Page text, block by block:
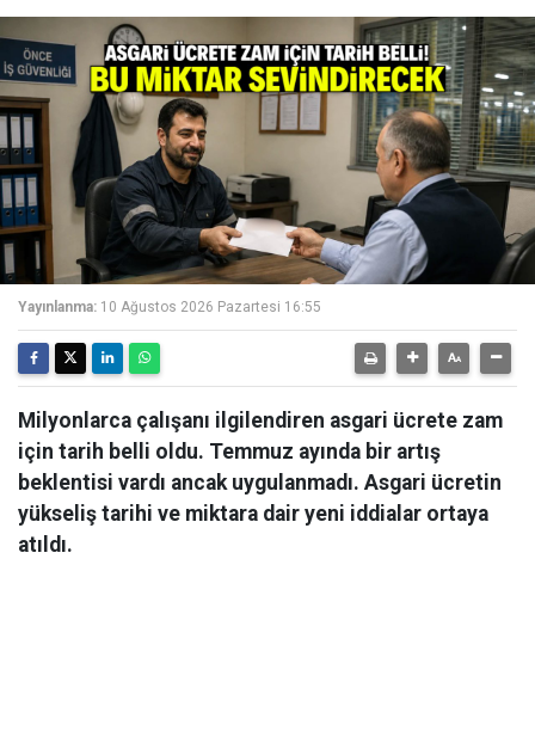
Yayınlanma: 10 Ağustos 2026 Pazartesi 16:55
Milyonlarca çalışanı ilgilendiren asgari ücrete zam
için tarih belli oldu. Temmuz ayında bir artış
beklentisi vardı ancak uygulanmadı. Asgari ücretin
yükseliş tarihi ve miktara dair yeni iddialar ortaya
atıldı.